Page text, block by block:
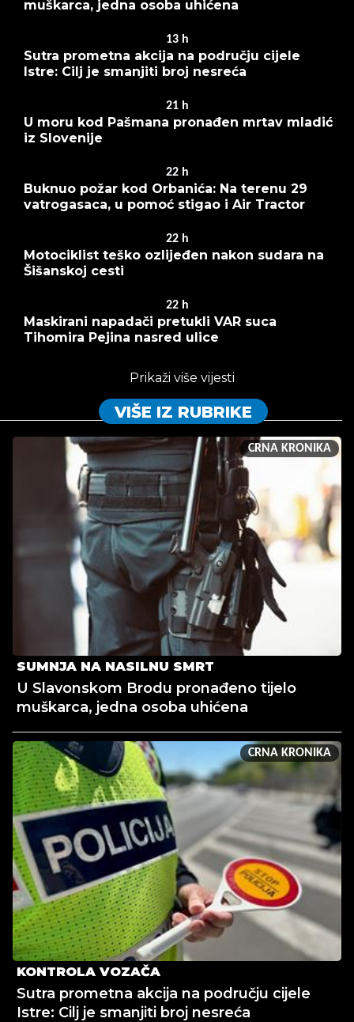
muškarca, jedna osoba uhićena
13 h
Sutra prometna akcija na području cijele
Istre: Cilj je smanjiti broj nesreća
21 h
U moru kod Pašmana pronađen mrtav mladić
iz Slovenije
22 h
Buknuo požar kod Orbanića: Na terenu 29
vatrogasaca, u pomoć stigao i Air Tractor
22 h
Motociklist teško ozlijeđen nakon sudara na
Šišanskoj cesti
22 h
Maskirani napadači pretukli VAR suca
Tihomira Pejina nasred ulice
Prikaži više vijesti
VIŠE IZ RUBRIKE
CRNA KRONIKA
SUMNJA NA NASILNU SMRT
U Slavonskom Brodu pronađeno tijelo
muškarca, jedna osoba uhićena
CRNA KRONIKA
KONTROLA VOZAČA
Sutra prometna akcija na području cijele
Istre: Cilj je smanjiti broj nesreća